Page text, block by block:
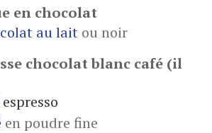
en chocolat
au lait ou noir
chocolat blanc café (il
en poudre fine